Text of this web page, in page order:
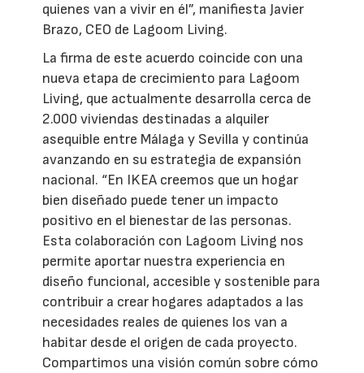
quienes van a vivir en él”, manifiesta Javier
Brazo, CEO de Lagoom Living.
La firma de este acuerdo coincide con una
nueva etapa de crecimiento para Lagoom
Living, que actualmente desarrolla cerca de
2.000 viviendas destinadas a alquiler
asequible entre Málaga y Sevilla y continúa
avanzando en su estrategia de expansión
nacional. “En IKEA creemos que un hogar
bien diseñado puede tener un impacto
positivo en el bienestar de las personas.
Esta colaboración con Lagoom Living nos
permite aportar nuestra experiencia en
diseño funcional, accesible y sostenible para
contribuir a crear hogares adaptados a las
necesidades reales de quienes los van a
habitar desde el origen de cada proyecto.
Compartimos una visión común sobre cómo